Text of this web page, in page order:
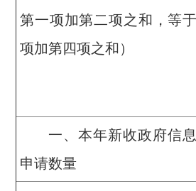
第一项加第二项之和，等
项加第四项之和）
一、本年新收政府信
申请数量